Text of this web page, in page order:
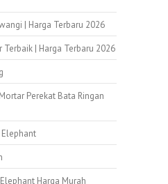
| Harga Terbaru 2026
Terbaik | Harga Terbaru 2026
Perekat Bata Ringan
Harga Murah